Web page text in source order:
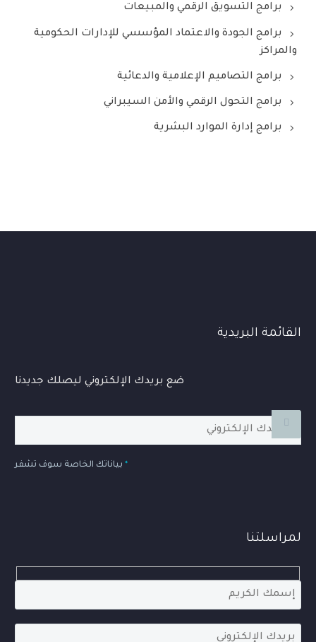
برامج التسويق الرقمي والمبيعات
برامج الجودة والاعتماد المؤسسي للإدارات الحكومية
والمراكز
برامج التصاميم الإعلامية والدعائية
برامج التحول الرقمي والأمن السيبراني
برامج إدارة الموارد البشرية
القائمة البريدية
ضع بريدك الإلكتروني ليصلك جديدنا
* بياناتك الخاصة سوف تشفر
لمراسلتنا
Hidden
fields